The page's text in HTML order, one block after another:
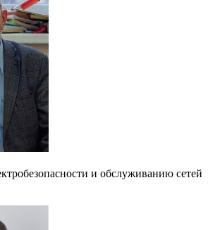
и обслуживанию сетей